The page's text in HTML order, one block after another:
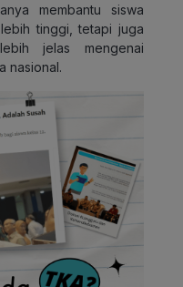
membantu siswa
tinggi, tetapi juga
jelas mengenai
nasional.